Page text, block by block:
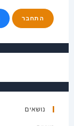
נושאים